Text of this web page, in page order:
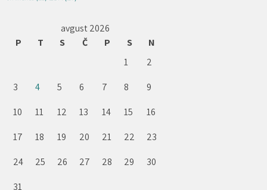
avgust 2026
P
T S Č P S
N
1
2
3
4 5 6 7 8
9
10
11 12 13 14 15
16
17
18 19 20 21 22
23
24
25 26 27 28 29
30
31